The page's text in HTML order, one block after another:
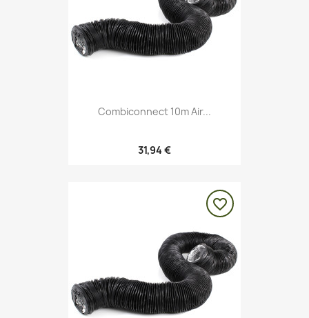
Combiconnect 10m Air...
31,94 €
favorite_border